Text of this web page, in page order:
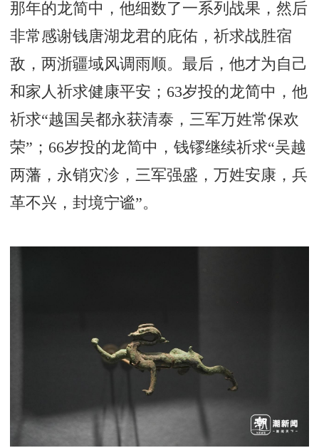
那年的龙简中，他细数了一系列战果，然后
非常感谢钱唐湖龙君的庇佑，祈求战胜宿
敌，两浙疆域风调雨顺。最后，他才为自己
和家人祈求健康平安；63岁投的龙简中，他
祈求“越国吴都永获清泰，三军万姓常保欢
荣”；66岁投的龙简中，钱镠继续祈求“吴越
两藩，永销灾沴，三军强盛，万姓安康，兵
革不兴，封境宁谧”。